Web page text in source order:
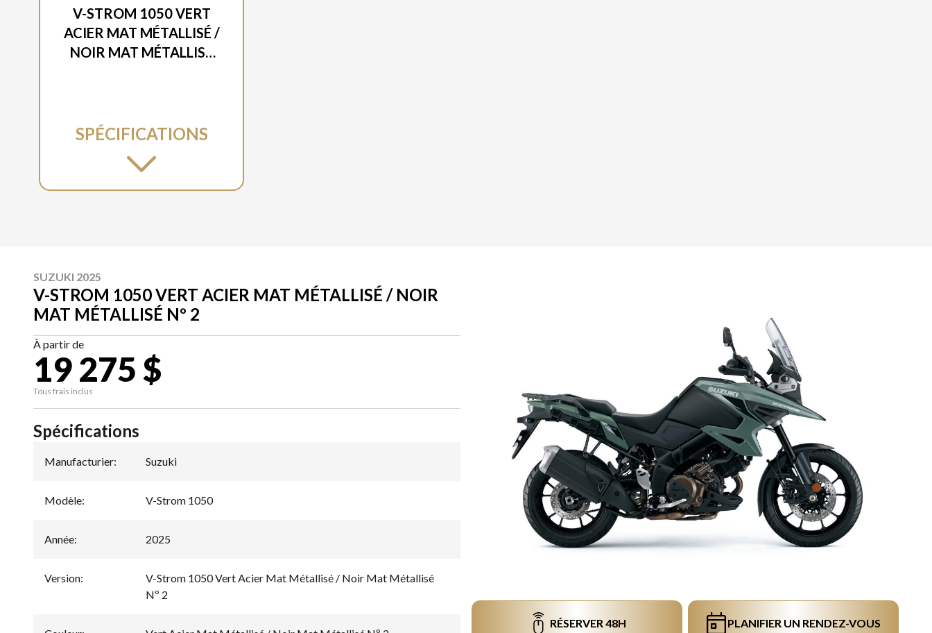
V-STROM 1050 VERT
ACIER MAT MÉTALLISÉ /
NOIR MAT MÉTALLISÉ
SPÉCIFICATIONS
SUZUKI 2025
V-STROM 1050 VERT ACIER MAT MÉTALLISÉ / NOIR
MAT MÉTALLISÉ Nº 2
À partir de
19 275 $
Tous frais inclus
RÉSERVER 48H PLANIFIER UN RENDEZ-VOUS
Spécifications
Manufacturier: Suzuki
Modèle: V-Strom 1050
Année: 2025
Version:
V-Strom 1050 Vert Acier Mat Métallisé / Noir Mat Métallisé
Nº 2